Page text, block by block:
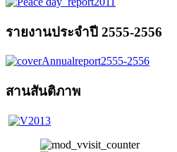
รายงานประจำปี 2555-2556
สานสันติภาพ